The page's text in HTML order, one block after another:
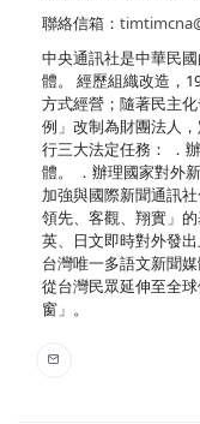
聯絡信箱：
中央通訊社是中華民
體。 經歷組織改造，
方式經營；隨著民主
例」改制為財團法人
行三大法定任務： ．
體。 ．辦理國家對外
加強與國際新聞通訊
領先、客觀、翔實」
英、日文即時對外發
台灣唯一多語文新聞
從台灣民眾延伸至全
窗」。